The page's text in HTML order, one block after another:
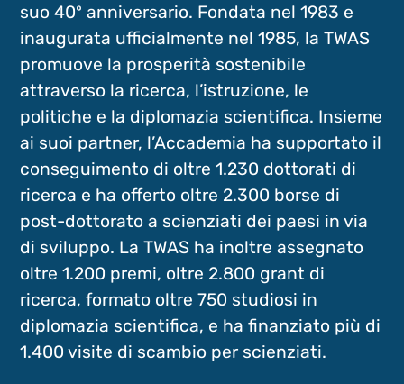
suo 40º anniversario. Fondata nel 1983 e
inaugurata ufficialmente nel 1985, la TWAS
promuove la prosperità sostenibile
attraverso la ricerca, l’istruzione, le
politiche e la diplomazia scientifica. Insieme
ai suoi partner, l’Accademia ha supportato il
conseguimento di oltre 1.230 dottorati di
ricerca e ha offerto oltre 2.300 borse di
post-dottorato a scienziati dei paesi in via
di sviluppo. La TWAS ha inoltre assegnato
oltre 1.200 premi, oltre 2.800 grant di
ricerca, formato oltre 750 studiosi in
diplomazia scientifica, e ha finanziato più di
1.400 visite di scambio per scienziati.